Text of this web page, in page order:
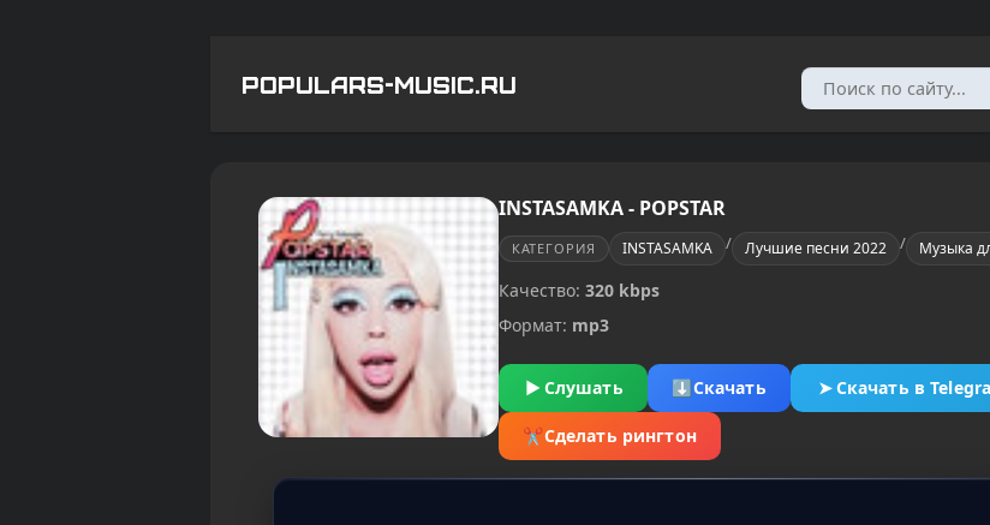
POPULARS-MUSIC.RU
INSTASAMKA - POPSTAR
КАТЕГОРИЯ INSTASAMKA / Лучшие песни 2022 / Музыка
Качество: 320 kbps
Формат: mp3
▶ Слушать ⬇Скачать ➤Скачать в
✂Сделать рингтон